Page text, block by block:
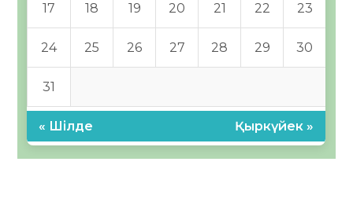
17 18 19 20 21 22 23
24 25 26 27 28 29 30
31
« Шілде Қыркүйек »